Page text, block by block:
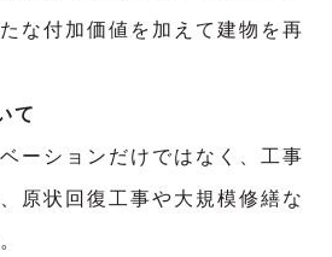
な付加価値を加えて建物を再
て
ーションだけではなく、工事
原状回復工事や大規模修繕な